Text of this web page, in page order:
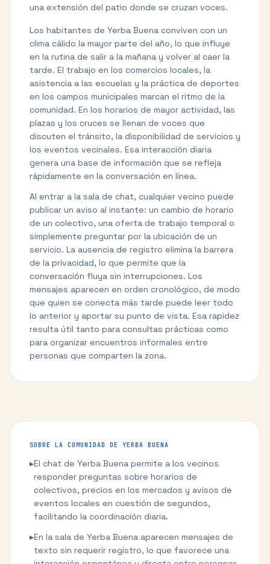
una extensión del patio donde se cruzan voces.
Los habitantes de Yerba Buena conviven con un
clima cálido la mayor parte del año, lo que influye
en la rutina de salir a la mañana y volver al caer la
tarde. El trabajo en los comercios locales, la
asistencia a las escuelas y la práctica de deportes
en los campos municipales marcan el ritmo de la
comunidad. En los horarios de mayor actividad, las
plazas y los cruces se llenan de voces que
discuten el tránsito, la disponibilidad de servicios y
los eventos vecinales. Esa interacción diaria
genera una base de información que se refleja
rápidamente en la conversación en línea.
Al entrar a la sala de chat, cualquier vecino puede
publicar un aviso al instante: un cambio de horario
de un colectivo, una oferta de trabajo temporal o
simplemente preguntar por la ubicación de un
servicio. La ausencia de registro elimina la barrera
de la privacidad, lo que permite que la
conversación fluya sin interrupciones. Los
mensajes aparecen en orden cronológico, de modo
que quien se conecta más tarde puede leer todo
lo anterior y aportar su punto de vista. Esa rapidez
resulta útil tanto para consultas prácticas como
para organizar encuentros informales entre
personas que comparten la zona.
SOBRE LA COMUNIDAD DE YERBA BUENA
▸El chat de Yerba Buena permite a los vecinos
responder preguntas sobre horarios de
colectivos, precios en los mercados y avisos de
eventos locales en cuestión de segundos,
facilitando la coordinación diaria.
▸En la sala de Yerba Buena aparecen mensajes de
texto sin requerir registro, lo que favorece una